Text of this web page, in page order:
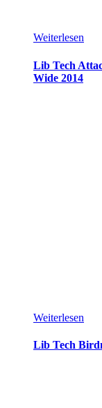
Weiterlesen
Lib Tech
Wide 2014
Weiterlesen
Lib Tech